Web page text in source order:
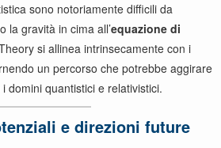
sono notoriamente difficili da
la gravità in cima all’equazione di
si allinea intrinsecamente con i
un percorso che potrebbe aggirare
domini quantistici e relativistici.
e direzioni future